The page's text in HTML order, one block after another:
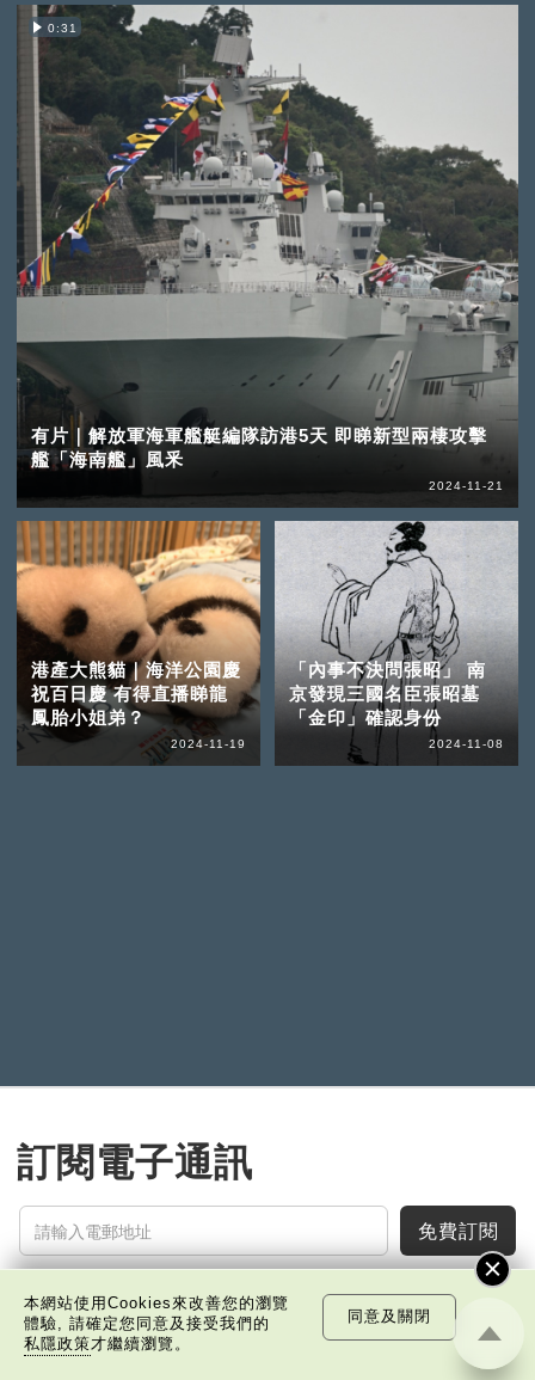
0:31
有片｜解放軍海軍艦艇編隊訪港5天 即睇新型兩棲攻擊
艦「海南艦」風釆
2024-11-21
港產大熊貓｜海洋公園慶
祝百日慶 有得直播睇龍
鳳胎小姐弟？
2024-11-19
「內事不決問張昭」 南
京發現三國名臣張昭墓
「金印」確認身份
2024-11-08
訂閱電子通訊
免費訂閱
本網站使用Cookies來改善您的瀏覽
體驗, 請確定您同意及接受我們的
私隱政策才繼續瀏覽。
同意及關閉